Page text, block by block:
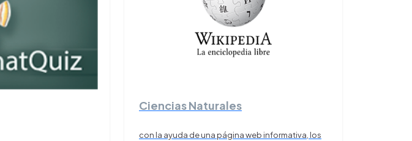
Ciencias Naturales
con la ayuda de una página web informativa, los